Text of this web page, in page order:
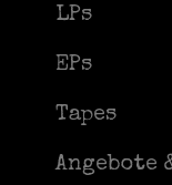
LPs
EPs
Tapes
Angebote